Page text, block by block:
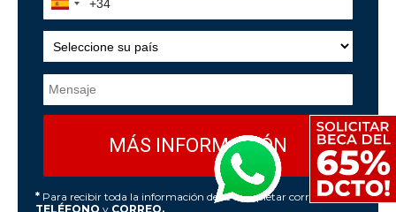
* Para recibir toda la información debe completar correctamente
TELÉFONO y CORREO.